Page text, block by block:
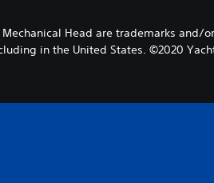
Head are trademarks and/
in the United States. ©2020